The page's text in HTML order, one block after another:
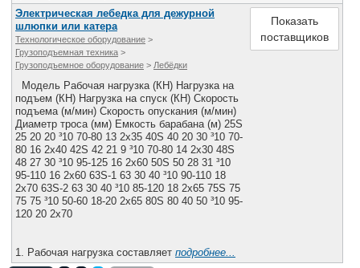
Электрическая лебедка для дежурной
шлюпки или катера
Технологическое оборудование >
Грузоподъемная техника >
Грузоподъемное оборудование > Лебёдки
Модель Рабочая нагрузка (КН) Нагрузка на
подъем (КН) Нагрузка на спуск (КН) Скорость
подъема (м/мин) Скорость опускания (м/мин)
Диаметр троса (мм) Емкость барабана (м) 25S
25 20 20 ³10 70-80 13 2x35 40S 40 20 30 ³10 70-
80 16 2x40 42S 42 21 9 ³10 70-80 14 2x30 48S
48 27 30 ³10 95-125 16 2x60 50S 50 28 31 ³10
95-110 16 2x60 63S-1 63 30 40 ³10 90-110 18
2x70 63S-2 63 30 40 ³10 85-120 18 2x65 75S 75
75 75 ³10 50-60 18-20 2x65 80S 80 40 50 ³10 95-
120 20 2x70
1. Рабочая нагрузка составляет подробнее...
Показать
поставщиков